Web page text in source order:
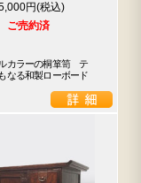
円
ご売約済
カラーの桐箪笥　テ
なる和製ローボード